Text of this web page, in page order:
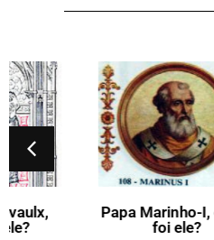
Papa Marinho-I, quem